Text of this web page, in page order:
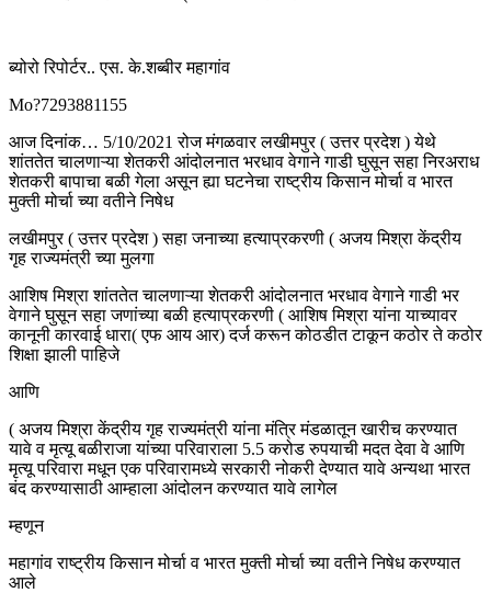
ब्योरो रिपोर्टर.. एस. के.शब्बीर महागांव
Mo?7293881155
आज दिनांक… 5/10/2021 रोज मंगळवार लखीमपुर ( उत्तर प्रदेश ) येथे
शांततेत चालणाऱ्या शेतकरी आंदोलनात भरधाव वेगाने गाडी घुसून सहा निरअराध
शेतकरी बापाचा बळी गेला असून ह्या घटनेचा राष्ट्रीय किसान मोर्चा व भारत
मुक्ती मोर्चा च्या वतीने निषेध
लखीमपुर ( उत्तर प्रदेश ) सहा जनाच्या हत्याप्रकरणी ( अजय मिश्रा केंद्रीय
गृह राज्यमंत्री च्या मुलगा
आशिष मिश्रा शांततेत चालणाऱ्या शेतकरी आंदोलनात भरधाव वेगाने गाडी भर
वेगाने घुसून सहा जणांच्या बळी हत्याप्रकरणी ( आशिष मिश्रा यांना याच्यावर
कानूनी कारवाई धारा( एफ आय आर) दर्ज करून कोठडीत टाकून कठोर ते कठोर
शिक्षा झाली पाहिजे
आणि
( अजय मिश्रा केंद्रीय गृह राज्यमंत्री यांना मंत्रि मंडळातून खारीच करण्यात
यावे व मृत्यू बळीराजा यांच्या परिवाराला 5.5 करोड रुपयाची मदत देवा वे आणि
मृत्यू परिवारा मधून एक परिवारामध्ये सरकारी नोकरी देण्यात यावे अन्यथा भारत
बंद करण्यासाठी आम्हाला आंदोलन करण्यात यावे लागेल
म्हणून
महागांव राष्ट्रीय किसान मोर्चा व भारत मुक्ती मोर्चा च्या वतीने निषेध करण्यात
आले